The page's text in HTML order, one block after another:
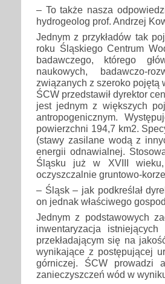
– To także nasza
hydrogeolog prof. Andrzej
Jednym z przykładów tak
roku Śląskiego Centrum
badawczego, którego
naukowych, badawczo-
związanych z szeroko pojętą
ŚCW przedstawił dyrektor
jest jednym z większych
antropogenicznym.
powierzchni 194,7 km2.
(stawy zasilane wodą z
energii odnawialnej.
Śląsku już w XVIII
oczyszczalnie gruntowo-
– Śląsk – jak podkreślał
on jednak właściwego
Jednym z podstawowych
inwentaryzacja
przekładającym się na
wynikające z postępującej
górniczej. ŚCW prowadzi
zanieczyszczeń wód w